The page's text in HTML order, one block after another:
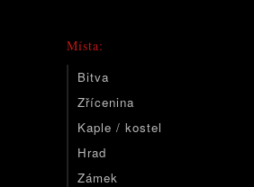
Místa:
Bitva
Zřícenina
Kaple / kostel
Hrad
Zámek